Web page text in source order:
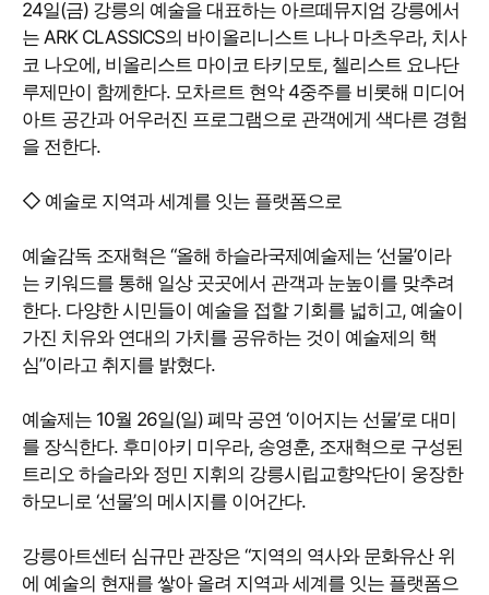
24일(금) 강릉의 예술을 대표하는 아르떼뮤지엄 강릉에서
는 ARK CLASSICS의 바이올리니스트 나나 마츠우라, 치사
코 나오에, 비올리스트 마이코 타키모토, 첼리스트 요나단
루제만이 함께한다. 모차르트 현악 4중주를 비롯해 미디어
아트 공간과 어우러진 프로그램으로 관객에게 색다른 경험
을 전한다.
◇ 예술로 지역과 세계를 잇는 플랫폼으로
예술감독 조재혁은 “올해 하슬라국제예술제는 ‘선물’이라
는 키워드를 통해 일상 곳곳에서 관객과 눈높이를 맞추려
한다. 다양한 시민들이 예술을 접할 기회를 넓히고, 예술이
가진 치유와 연대의 가치를 공유하는 것이 예술제의 핵
심”이라고 취지를 밝혔다.
예술제는 10월 26일(일) 폐막 공연 ‘이어지는 선물’로 대미
를 장식한다. 후미아키 미우라, 송영훈, 조재혁으로 구성된
트리오 하슬라와 정민 지휘의 강릉시립교향악단이 웅장한
하모니로 ‘선물’의 메시지를 이어간다.
강릉아트센터 심규만 관장은 “지역의 역사와 문화유산 위
에 예술의 현재를 쌓아 올려 지역과 세계를 잇는 플랫폼으